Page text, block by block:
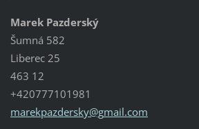
Marek Pazderský
Šumná 582
Liberec 25
463 12
+420777101981
marekpazdersky@gmail.com